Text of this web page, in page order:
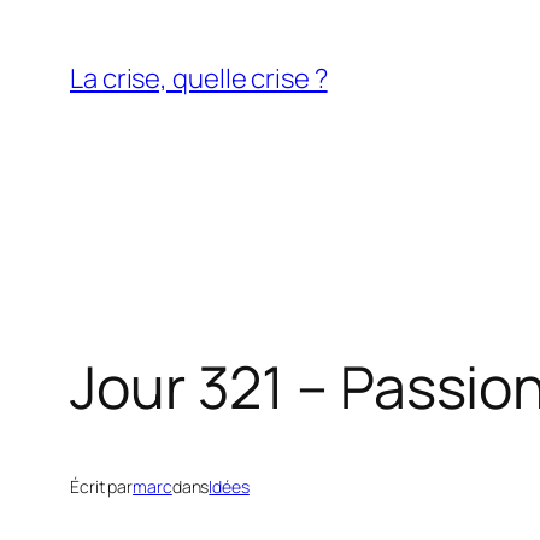
contenu
La crise, quelle crise ?
Jour 321 –
Écrit parmarcdansIdées